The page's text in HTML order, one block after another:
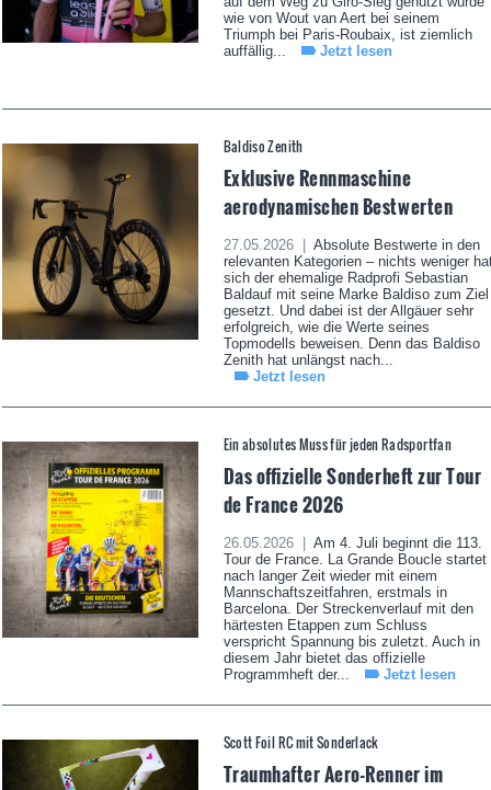
wie von Wout van Aert bei seinem
Triumph bei Paris-Roubaix, ist ziemlich
auffällig...
Jetzt lesen
Baldiso Zenith
Exklusive Rennmaschine
aerodynamischen Bestwerten
27.05.2026 |
Absolute Bestwerte in den
relevanten Kategorien – nichts weniger
sich der ehemalige Radprofi Sebastian
Baldauf mit seine Marke Baldiso zum Ziel
gesetzt. Und dabei ist der Allgäuer sehr
erfolgreich, wie die Werte seines
Topmodells beweisen. Denn das Baldiso
Zenith hat unlängst nach...
Jetzt lesen
Ein absolutes Muss für jeden Radsportfan
Das offizielle Sonderheft zur Tour
de France 2026
26.05.2026 |
Am 4. Juli beginnt die 113.
Tour de France. La Grande Boucle startet
nach langer Zeit wieder mit einem
Mannschaftszeitfahren, erstmals in
Barcelona. Der Streckenverlauf mit den
härtesten Etappen zum Schluss
verspricht Spannung bis zuletzt. Auch in
diesem Jahr bietet das offizielle
Programmheft der...
Jetzt lesen
Scott Foil RC mit Sonderlack
Traumhafter Aero-Renner im